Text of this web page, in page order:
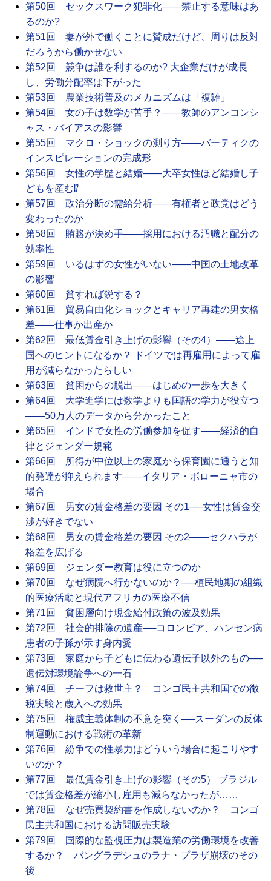
第50回 セックスワーク犯罪化――禁止する意味はあ
るのか?
第51回 妻が外で働くことに賛成だけど、周りは反対
だろうから働かせない
第52回 競争は誰を利するのか? 大企業だけが成長
し、労働分配率は下がった
第53回 農業技術普及のメカニズムは「複雑」
第54回 女の子は数学が苦手？――教師のアンコンシ
ャス・バイアスの影響
第55回 マクロ・ショックの測り方――バーティクの
インスピレーションの完成形
第56回 女性の学歴と結婚――大卒女性ほど結婚し子
どもを産む⁉
第57回 政治分断の需給分析――有権者と政党はどう
変わったのか
第58回 賄賂が決め手――採用における汚職と配分の
効率性
第59回 いるはずの女性がいない――中国の土地改革
の影響
第60回 貧すれば鋭する？
第61回 貿易自由化ショックとキャリア再建の男女格
差――仕事か出産か
第62回 最低賃金引き上げの影響（その4）――途上
国へのヒントになるか？ ドイツでは再雇用によって雇
用が減らなかったらしい
第63回 貧困からの脱出――はじめの一歩を大きく
第64回 大学進学には数学よりも国語の学力が役立つ
――50万人のデータから分かったこと
第65回 インドで女性の労働参加を促す――経済的自
律とジェンダー規範
第66回 所得が中位以上の家庭から保育園に通うと知
的発達が抑えられます――イタリア・ボローニャ市の
場合
第67回 男女の賃金格差の要因 その1──女性は賃金交
渉が好きでない
第68回 男女の賃金格差の要因 その2――セクハラが
格差を広げる
第69回 ジェンダー教育は役に立つのか
第70回 なぜ病院へ行かないのか？──植民地期の組織
的医療活動と現代アフリカの医療不信
第71回 貧困層向け現金給付政策の波及効果
第72回 社会的排除の遺産──コロンビア、ハンセン病
患者の子孫が示す身内愛
第73回 家庭から子どもに伝わる遺伝子以外のもの──
遺伝対環境論争への一石
第74回 チーフは救世主？ コンゴ民主共和国での徴
税実験と歳入への効果
第75回 権威主義体制の不意を突く──スーダンの反体
制運動における戦術の革新
第76回 紛争での性暴力はどういう場合に起こりやす
いのか？
第77回 最低賃金引き上げの影響（その5） ブラジル
では賃金格差が縮小し雇用も減らなかったが……
第78回 なぜ売買契約書を作成しないのか？ コンゴ
民主共和国における訪問販売実験
第79回 国際的な監視圧力は製造業の労働環境を改善
するか？ バングラデシュのラナ・プラザ崩壊のその
後